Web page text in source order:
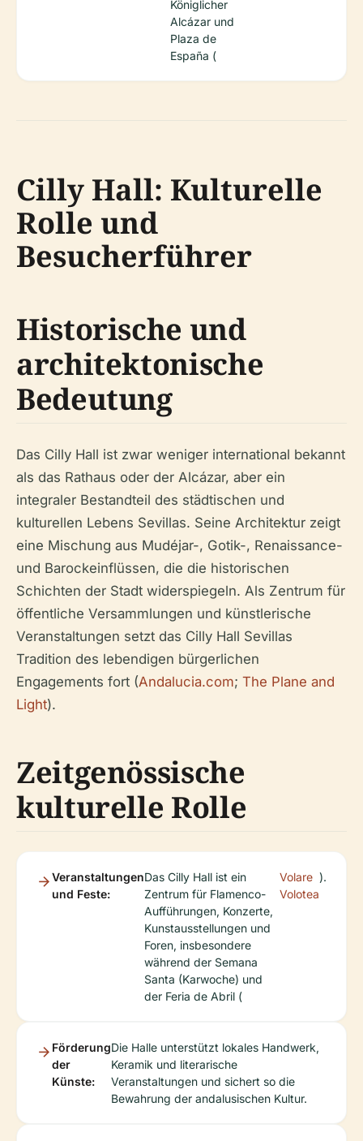
Königlicher
Alcázar und
Plaza de
España (
Cilly Hall: Kulturelle
Rolle und
Besucherführer
Historische und
architektonische
Bedeutung
Das Cilly Hall ist zwar weniger international bekannt
als das Rathaus oder der Alcázar, aber ein
integraler Bestandteil des städtischen und
kulturellen Lebens Sevillas. Seine Architektur zeigt
eine Mischung aus Mudéjar-, Gotik-, Renaissance-
und Barockeinflüssen, die die historischen
Schichten der Stadt widerspiegeln. Als Zentrum für
öffentliche Versammlungen und künstlerische
Veranstaltungen setzt das Cilly Hall Sevillas
Tradition des lebendigen bürgerlichen
Engagements fort (Andalucia.com; The Plane and
Light).
Zeitgenössische
kulturelle Rolle
Veranstaltungen
und Feste:
Das Cilly Hall ist ein
Zentrum für Flamenco-
Aufführungen, Konzerte,
Kunstausstellungen und
Foren, insbesondere
während der Semana
Santa (Karwoche) und
der Feria de Abril (
Volare
Volotea
).
Förderung
der
Künste:
Die Halle unterstützt lokales Handwerk,
Keramik und literarische
Veranstaltungen und sichert so die
Bewahrung der andalusischen Kultur.